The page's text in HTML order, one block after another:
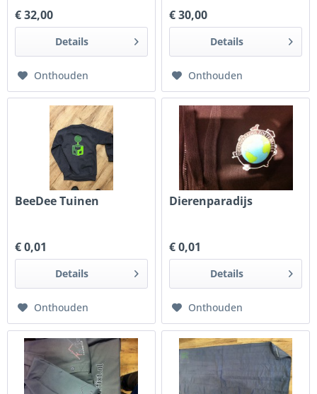
€ 32,00
Details
Onthouden
€ 30,00
Details
Onthouden
BeeDee Tuinen
€ 0,01
Details
Onthouden
Dierenparadijs
€ 0,01
Details
Onthouden